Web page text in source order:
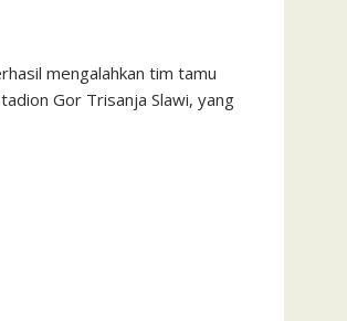
mengalahkan tim tamu
Gor Trisanja Slawi, yang